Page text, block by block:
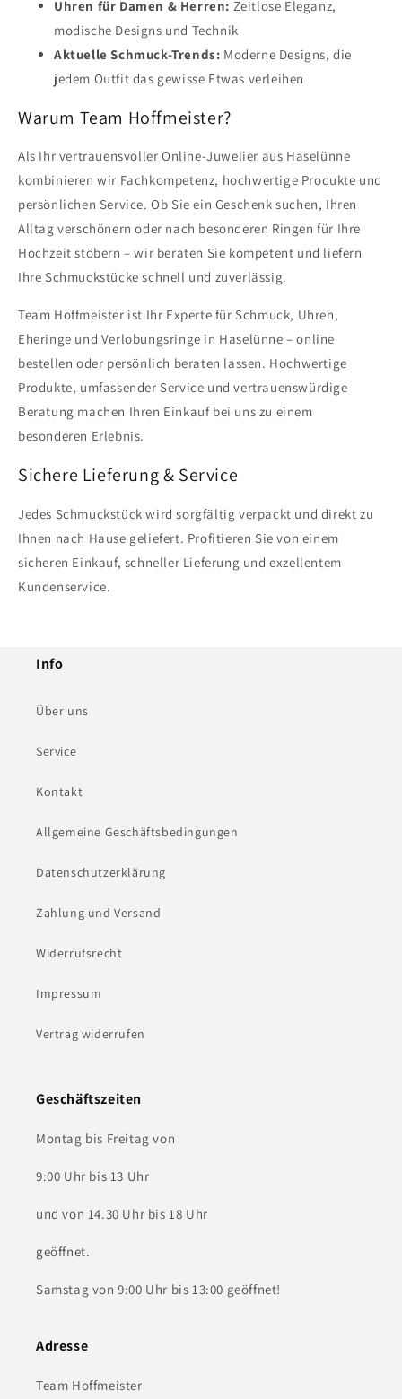
Uhren für Damen & Herren: Zeitlose Eleganz,
modische Designs und Technik
Aktuelle Schmuck-Trends: Moderne Designs, die
jedem Outfit das gewisse Etwas verleihen
Warum Team Hoffmeister?
Als Ihr vertrauensvoller Online-Juwelier aus Haselünne
kombinieren wir Fachkompetenz, hochwertige Produkte und
persönlichen Service. Ob Sie ein Geschenk suchen, Ihren
Alltag verschönern oder nach besonderen Ringen für Ihre
Hochzeit stöbern – wir beraten Sie kompetent und liefern
Ihre Schmuckstücke schnell und zuverlässig.
Team Hoffmeister ist Ihr Experte für Schmuck, Uhren,
Eheringe und Verlobungsringe in Haselünne – online
bestellen oder persönlich beraten lassen. Hochwertige
Produkte, umfassender Service und vertrauenswürdige
Beratung machen Ihren Einkauf bei uns zu einem
besonderen Erlebnis.
Sichere Lieferung & Service
Jedes Schmuckstück wird sorgfältig verpackt und direkt zu
Ihnen nach Hause geliefert. Profitieren Sie von einem
sicheren Einkauf, schneller Lieferung und exzellentem
Kundenservice.
Info
Über uns
Service
Kontakt
Allgemeine Geschäftsbedingungen
Datenschutzerklärung
Zahlung und Versand
Widerrufsrecht
Impressum
Vertrag widerrufen
Geschäftszeiten
Montag bis Freitag von
9:00 Uhr bis 13 Uhr
und von 14.30 Uhr bis 18 Uhr
geöffnet.
Samstag von 9:00 Uhr bis 13:00 geöffnet!
Adresse
Team Hoffmeister